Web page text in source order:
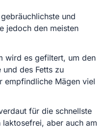
und
jedoch den meisten
wird es gefiltert, um den
des Fetts zu
empfindliche Mägen viel
für die schnellste
aber auch am